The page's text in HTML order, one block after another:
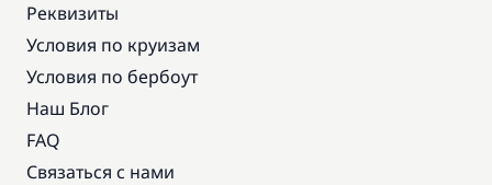
Реквизиты
Условия по круизам
Условия по бербоут
Наш Блог
FAQ
Связаться с нами